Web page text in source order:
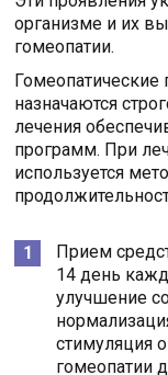
организме и их
гомеопатии.
Гомеопатические
назначаются
лечения
программ. При
используется
Прием
14 день
улучшение
стимуляция
гомеопатии